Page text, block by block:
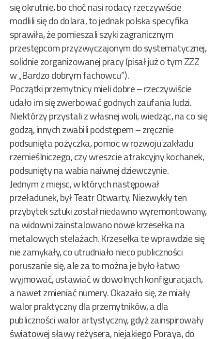
się okrutnie, bo choć nasi rodacy rzeczywiście
modlili się do dolara, to jednak polska specyfika
sprawiła, że pomieszali szyki zagranicznym
przestępcom przyzwyczajonym do systematycznej,
solidnie zorganizowanej pracy (pisał już o tym ZZZ
w „Bardzo dobrym fachowcu”).
Początki przemytnicy mieli dobre – rzeczywiście
udało im się zwerbować godnych zaufania ludzi.
Niektórzy przystali z własnej woli, wiedząc, na co się
godzą, innych zwabili podstępem – zręcznie
podsunięta pożyczka, pomoc w rozwoju zakładu
rzemieślniczego, czy wreszcie atrakcyjny kochanek,
podsunięty na wabia naiwnej dziewczynie.
Jednym z miejsc, w których następował
przeładunek, był Teatr Otwarty. Niezwykły ten
przybytek sztuki został niedawno wyremontowany,
na widowni zainstalowano nowe krzesełka na
metalowych stelażach. Krzesełka te wprawdzie się
nie zamykały, co utrudniało nieco publiczności
poruszanie się, ale za to można je było łatwo
wyjmować, ustawiać w dowolnych konfiguracjach,
a nawet zmieniać numery. Okazało się, że miały
walor praktyczny dla przemytników, a dla
publiczności walor artystyczny, gdyż zainspirowały
światowej sławy reżysera, niejakiego Poraya, do